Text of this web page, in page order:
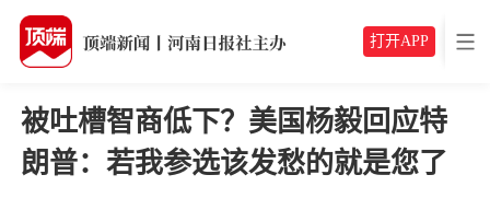
打开APP
被吐槽智商低下？美国杨毅回应特
朗普：若我参选该发愁的就是您了